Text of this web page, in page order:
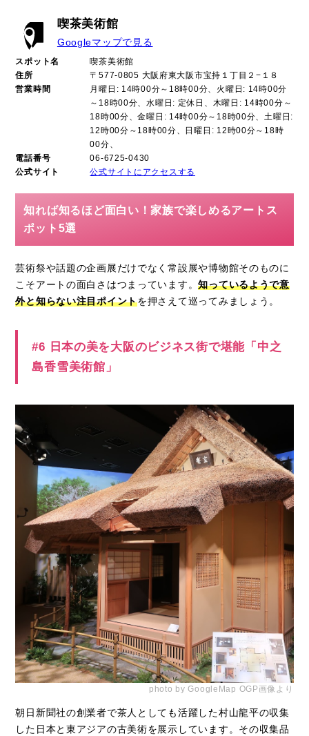
喫茶美術館
Googleマップで見る
スポット名
喫茶美術館
住所
〒577-0805 大阪府東大阪市宝持１丁目２−１８
営業時間
月曜日: 14時00分～18時00分、火曜日: 14時00分
～18時00分、水曜日: 定休日、木曜日: 14時00分～
18時00分、金曜日: 14時00分～18時00分、土曜日:
12時00分～18時00分、日曜日: 12時00分～18時
00分、
電話番号
06-6725-0430
公式サイト
公式サイトにアクセスする
知れば知るほど面白い！家族で楽しめるアートス
ポット5選
芸術祭や話題の企画展だけでなく常設展や博物館そのものに
こそアートの面白さはつまっています。知っているようで意
外と知らない注目ポイントを押さえて巡ってみましょう。
#6 日本の美を大阪のビジネス街で堪能「中之
島香雪美術館」
photo by GoogleMap OGP画像より
朝日新聞社の創業者で茶人としても活躍した村山龍平の収集
した日本と東アジアの古美術を展示しています。その収集品